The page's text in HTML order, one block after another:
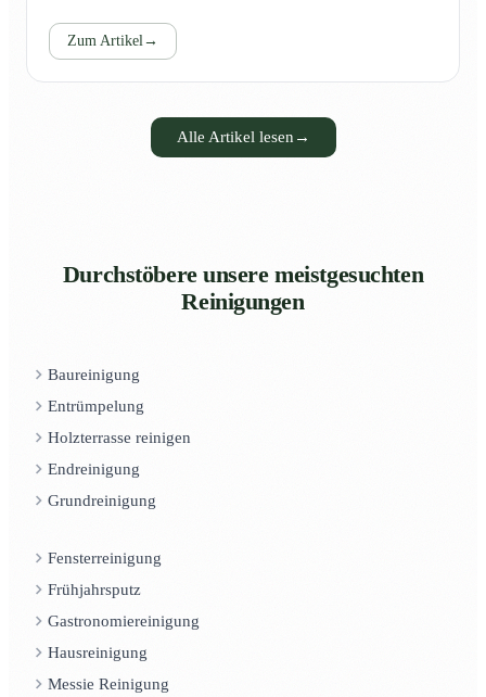
Zum Artikel →
Alle Artikel lesen →
Durchstöbere unsere meistgesuchten
Reinigungen
Baureinigung
Entrümpelung
Holzterrasse reinigen
Endreinigung
Grundreinigung
Fensterreinigung
Frühjahrsputz
Gastronomiereinigung
Hausreinigung
Messie Reinigung